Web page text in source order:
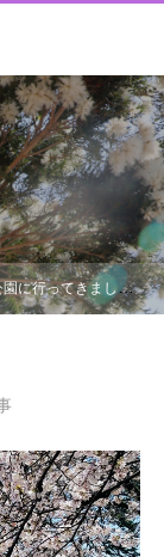
に行ってきました！